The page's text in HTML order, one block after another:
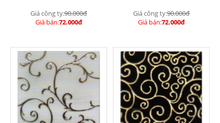
Giá công ty:90.000đ
Giá bán:72.000đ
Giá công ty:90.000đ
Giá bán:72.000đ